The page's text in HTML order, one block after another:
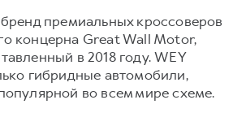
премиальных кроссоверов
концерна Great Wall Motor,
в 2018 году. WEY
гибридные автомобили,
во всем мире схеме.